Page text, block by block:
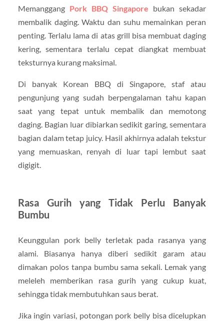
Memanggang Pork BBQ Singapore bukan sekadar
membalik daging. Waktu dan suhu memainkan peran
penting. Terlalu lama di atas grill bisa membuat daging
kering, sementara terlalu cepat diangkat membuat
teksturnya kurang maksimal.
Di banyak Korean BBQ di Singapore, staf atau
pengunjung yang sudah berpengalaman tahu kapan
saat yang tepat untuk membalik dan memotong
daging. Bagian luar dibiarkan sedikit garing, sementara
bagian dalam tetap juicy. Hasil akhirnya adalah tekstur
yang memuaskan, renyah di luar tapi lembut saat
digigit.
Rasa Gurih yang Tidak Perlu Banyak
Bumbu
Keunggulan pork belly terletak pada rasanya yang
alami. Biasanya hanya diberi sedikit garam atau
dimakan polos tanpa bumbu sama sekali. Lemak yang
meleleh memberikan rasa gurih yang cukup kuat,
sehingga tidak membutuhkan saus berat.
Jika ingin variasi, potongan pork belly bisa dicelupkan